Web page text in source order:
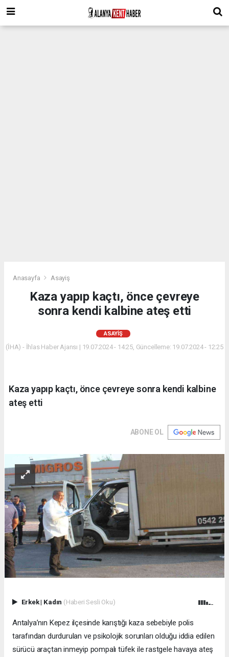
Anasayfa Asayiş
Kaza yapıp kaçtı, önce çevreye
sonra kendi kalbine ateş etti
ASAYIŞ
(İHA) - İhlas Haber Ajansı | 19.07.2024 - 14:25, Güncelleme: 19.07.2024 - 12:25
Kaza yapıp kaçtı, önce çevreye sonra kendi kalbine
ateş etti
ABONE OL
Erkek| Kadın (Haberi Sesli Oku)
Antalya’nın Kepez ilçesinde karıştığı kaza sebebiyle polis
tarafından durdurulan ve psikolojik sorunları olduğu iddia edilen
sürücü araçtan inmeyip pompalı tüfek ile rastgele havaya ateş